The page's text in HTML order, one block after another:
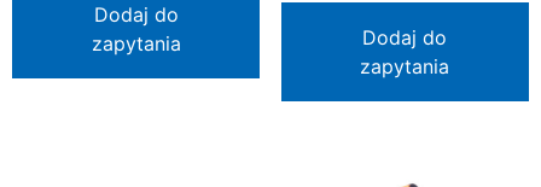
Dodaj do
zapytania
Dodaj do
zapytania